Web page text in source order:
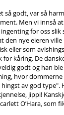
så godt, var så
Men vi innså
for oss
den nye eieren
eller som
for kåring. De
godt og han
hvor
av god type".
jippi!
O’Hara, som